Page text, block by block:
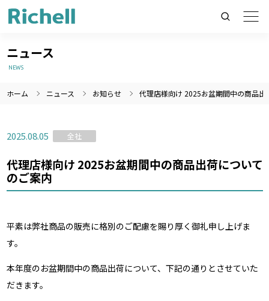
製品情報のみを検索
ニュース
NEWS
ホーム ニュース お知らせ 代理店様向け 2025お盆期間中の商品出
2025.08.05 全社
代理店様向け 2025お盆期間中の商品出荷について
のご案内
平素は弊社商品の販売に格別のご配慮を賜り厚く御礼申し上げま
す。
本年度のお盆期間中の商品出荷について、下記の通りとさせていた
だきます。